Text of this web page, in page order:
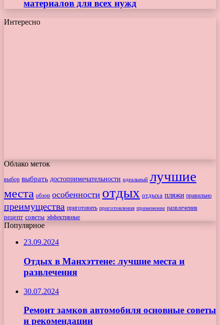
материалов для всех нужд
Интересно
Облако меток
выбор выбрать достопримечательности идеальный лучшие
места обзор особенности отдых отдыха пляжи правильно
преимущества приготовить приготовления применение развлечения
рецепт советы эффективные
Популярное
23.09.2024
Отдых в Манхэттене: лучшие места и
развлечения
30.07.2024
Ремонт замков автомобиля основные советы
и рекомендации